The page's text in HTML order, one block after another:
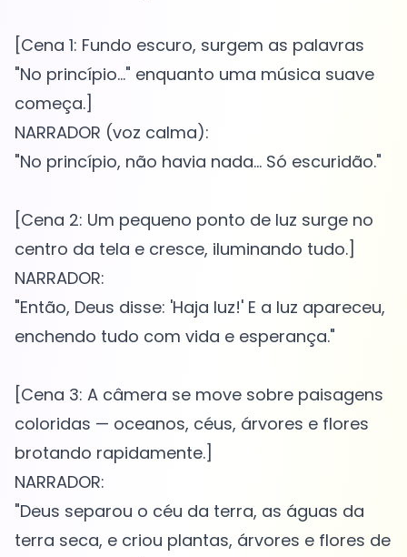
[Cena 1: Fundo escuro, surgem as palavras
"No princípio..." enquanto uma música suave
começa.]
NARRADOR (voz calma):
"No princípio, não havia nada... Só escuridão."
[Cena 2: Um pequeno ponto de luz surge no
centro da tela e cresce, iluminando tudo.]
NARRADOR:
"Então, Deus disse: 'Haja luz!' E a luz apareceu,
enchendo tudo com vida e esperança."
[Cena 3: A câmera se move sobre paisagens
coloridas — oceanos, céus, árvores e flores
brotando rapidamente.]
NARRADOR:
"Deus separou o céu da terra, as águas da
terra seca, e criou plantas, árvores e flores de